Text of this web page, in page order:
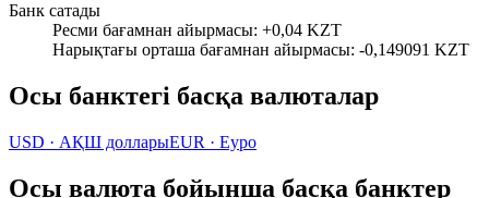
Банк сатады
Ресми бағамнан айырмасы: +0,04 KZT
Нарықтағы орташа бағамнан айырмасы: -0,149091 KZT
Осы банктегі басқа валюталар
USD · АҚШ долларыEUR · Еуро
Осы валюта бойынша басқа банктер